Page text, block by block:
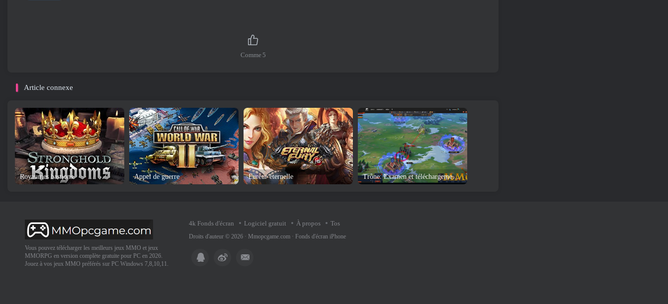
Comme 5
Article connexe
Royaumes bastions Appel de guerre Fureur éternelle Trône: Examen et téléchargement du jeu Kingdom At War
Vous pouvez télécharger les meilleurs jeux MMO et jeux
MMORPG en version complète gratuite pour PC en 2026.
Jouez à vos jeux MMO préférés sur PC Windows 7,8,10,11.
4k Fonds d'écran Logiciel gratuit À propos Tos
Droits d'auteur © 2026 · Mmopcgame.com · Fonds d'écran iPhone